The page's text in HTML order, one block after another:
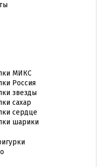
МИКС
Россия
звезды
сахар
сердце
шарики